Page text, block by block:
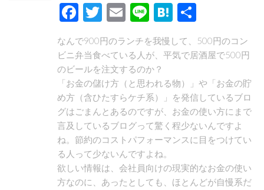
Facebook
Twitter
EmailLineHatena
有
なんで900円のランチを我慢して、500円のコン
ビニ弁当食べている人が、平気で居酒屋で500円
のビールを注文するのか？
「お金の儲け方（と思われる物）」や「お金の貯
め方（含ひたすらケチ系）」を発信しているブロ
グはごまんとあるのですが、お金の使い方にまで
言及しているブログって驚く程少ないんですよ
ね。節約のコストパフォーマンスに目をつけてい
る人って少ないんですよね。
欲しい情報は、会社員向けの現実的なお金の使い
方なのに、あったとしても、ほとんどが自慢系だ